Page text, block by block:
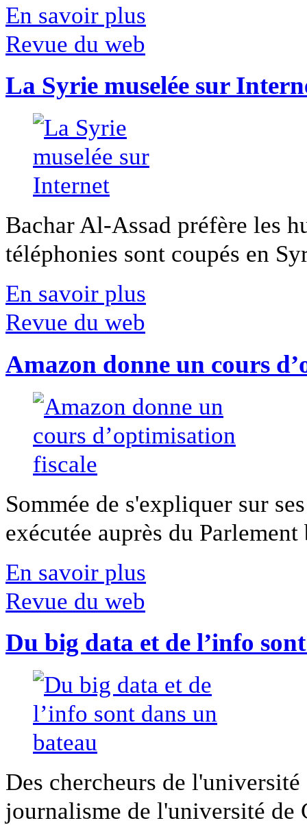
En savoir plus
Revue du web
La Syrie muselée sur
Bachar Al-Assad préfère les
téléphonies sont coupés en
En savoir plus
Revue du web
Amazon donne un cours
Sommée de s'expliquer sur
exécutée auprès du
En savoir plus
Revue du web
Du big data et de l’info
Des chercheurs de
journalisme de l'université